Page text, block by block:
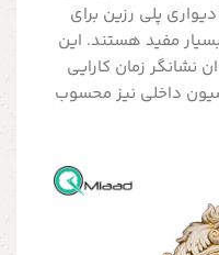
پلی رزین برای
مفید هستند. این
نشانگر زمان کارایی
داخلی نیز محسوب